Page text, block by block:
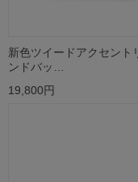
新色ツイードアクセント
ンドバッ…
19,800円